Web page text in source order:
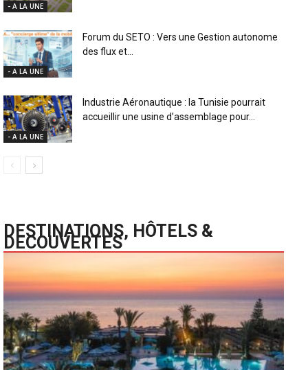
- A LA UNE
- A LA UNE
Forum du SETO : Vers une Gestion autonome
des flux et...
- A LA UNE
Industrie Aéronautique : la Tunisie pourrait
accueillir une usine d’assemblage pour...
DESTINATIONS, HÔTELS &
DECOUVERTES